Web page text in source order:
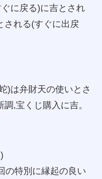
に戻る)に吉とされ
される(すぐに出戻
)は弁財天の使いとさ
,宝くじ購入に吉。
特別に縁起の良い